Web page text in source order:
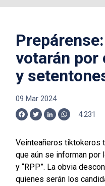
votarán por
y
09 Mar 2024
Facebook
TwitterLinkedInWhatsApp
4.231
Veinteañeros tiktokeros
que aún se informan por
y “RPP”. La obvia
quienes serán los